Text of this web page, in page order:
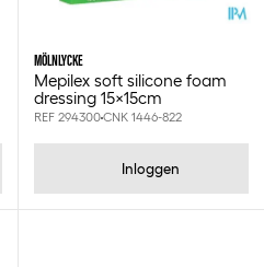
MÖLNLYCKE
Mepilex soft silicone foam
dressing 15x15cm
REF 294300CNK 1446-822
Inloggen